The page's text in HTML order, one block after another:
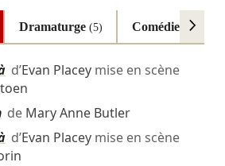
Dramaturge (5) Comédienne
d’Evan Placeymise en scène
de Mary Anne Butler
d’Evan Placeymise en scène